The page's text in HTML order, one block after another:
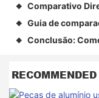
◆ Comparativo
◆ Guia de
◆ Conclusão: